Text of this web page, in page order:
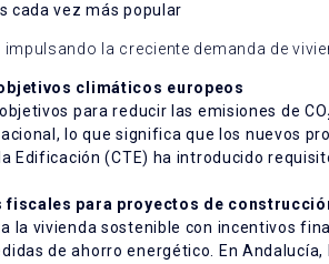
cada vez más popular
la creciente demanda de
climáticos europeos
para reducir las emisiones de
lo que significa que los nuevos
Edificación (CTE) ha introducido
fiscales para proyectos de
la vivienda sostenible con incentivos
de ahorro energético. En